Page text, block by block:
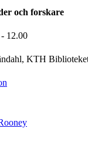
och forskare
- 12.00
KTH